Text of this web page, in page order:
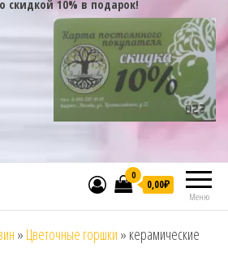
скидкой 10% в подарок!
Меню
0
0,00₽
» Цветочные горшки » керамические